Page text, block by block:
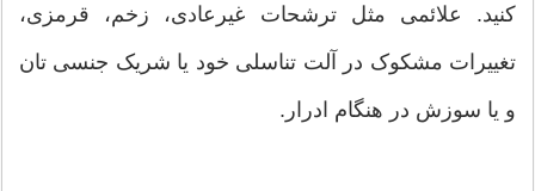
کنید. علائمی مثل ترشحات غیرعادی، زخم، قرمزی،
تغییرات مشکوک در آلت تناسلی خود یا شریک جنسی تان
و یا سوزش در هنگام ادرار.